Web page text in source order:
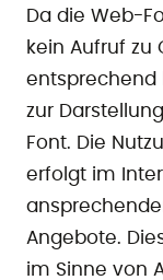
Da die Web-
kein Aufruf zu
entsprechend
zur
Font. Die
erfolgt im
Angebote.
im Sinne von